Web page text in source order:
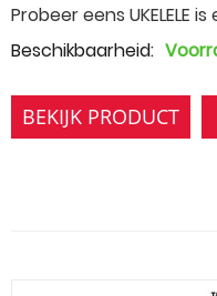
Probeer eens UKELELE is
Beschikbaarheid:
BEKIJK PRODUCT